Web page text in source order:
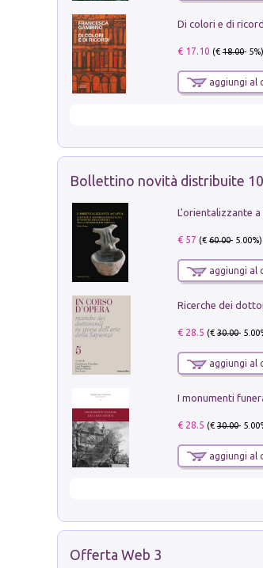
Di colori e di
€ 17.10 (€18.00- 5%)
aggiungi al
Bollettino novità distribuite
€ 57 (€60.00- 5.00%)
aggiungi al
€ 28.5 (€30.00-
aggiungi al
€ 28.5 (€30.00-
aggiungi al
Offerta Web 3